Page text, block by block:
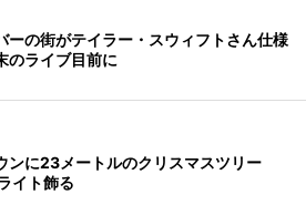
ーの街がテイラー・スウィフトさん仕様
ライブ目前に
ンに23メートルのクリスマスツリー
イト飾る